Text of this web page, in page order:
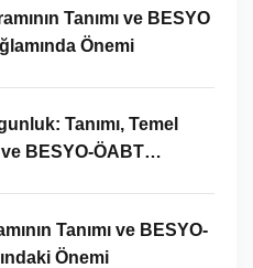
Tanımı ve BESYO
Önemi
Tanımı, Temel
ve BESYO-ÖABT
Tanımı ve BESYO-
Önemi